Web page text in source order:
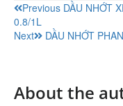
Previous DẦU NHỚT
0.8/1L
Next
DẦU NHỚT
About the